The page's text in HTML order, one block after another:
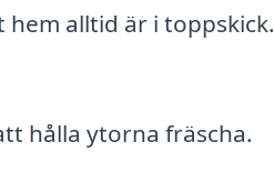
alltid är i toppskick.
hålla ytorna fräscha.